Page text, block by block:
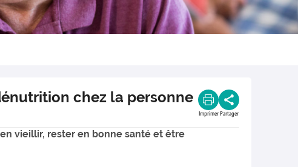
chez la personne
Imprimer Partager
vieillir, rester en bonne santé et être